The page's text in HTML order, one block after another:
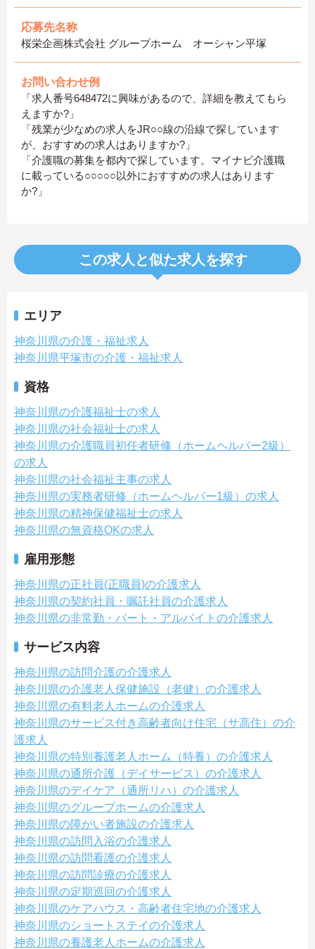
応募先名称
桜栄企画株式会社 グループホーム オーシャン平塚
お問い合わせ例
「求人番号648472に興味があるので、詳細を教えてもら
えますか?」
「残業が少なめの求人をJR○○線の沿線で探しています
が、おすすめの求人はありますか?」
「介護職の募集を都内で探しています。マイナビ介護職
に載っている○○○○○以外におすすめの求人はあります
か?」
この求人と似た求人を探す
エリア
神奈川県の介護・福祉求人
神奈川県平塚市の介護・福祉求人
資格
神奈川県の介護福祉士の求人
神奈川県の社会福祉士の求人
神奈川県の介護職員初任者研修（ホームヘルパー2級）
の求人
神奈川県の社会福祉主事の求人
神奈川県の実務者研修（ホームヘルパー1級）の求人
神奈川県の精神保健福祉士の求人
神奈川県の無資格OKの求人
雇用形態
神奈川県の正社員(正職員)の介護求人
神奈川県の契約社員・嘱託社員の介護求人
神奈川県の非常勤・パート・アルバイトの介護求人
サービス内容
神奈川県の訪問介護の介護求人
神奈川県の介護老人保健施設（老健）の介護求人
神奈川県の有料老人ホームの介護求人
神奈川県のサービス付き高齢者向け住宅（サ高住）の介
護求人
神奈川県の特別養護老人ホーム（特養）の介護求人
神奈川県の通所介護（デイサービス）の介護求人
神奈川県のデイケア（通所リハ）の介護求人
神奈川県のグループホームの介護求人
神奈川県の障がい者施設の介護求人
神奈川県の訪問入浴の介護求人
神奈川県の訪問看護の介護求人
神奈川県の訪問診療の介護求人
神奈川県の定期巡回の介護求人
神奈川県のケアハウス・高齢者住宅地の介護求人
神奈川県のショートステイの介護求人
神奈川県の養護老人ホームの介護求人